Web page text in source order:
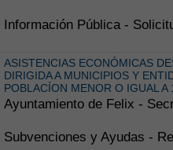
Información Pública -
ASISTENCIAS ECONÓMICAS
DIRIGIDA A MUNICIPIOS Y
POBLACÍON MENOR O IGUAL A
Ayuntamiento de Felix -
Subvenciones y Ayudas -